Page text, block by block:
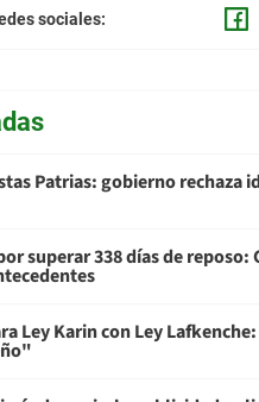
sociales:
Patrias: gobierno rechaza
superar 338 días de
Ley Karin con Ley